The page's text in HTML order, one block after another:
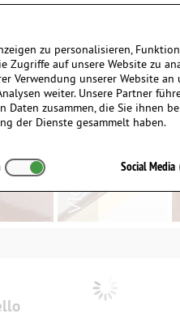
zu personalisieren,
Zugriffe auf unsere Website zu
Verwendung unserer Website an
weiter. Unsere Partner
zusammen, die Sie ihnen
der Dienste gesammelt haben.
Social Media